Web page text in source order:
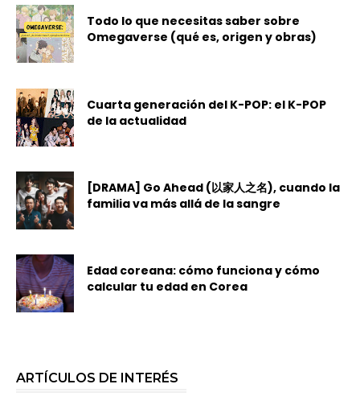
Todo lo que necesitas saber sobre
Omegaverse (qué es, origen y obras)
Cuarta generación del K-POP: el K-POP
de la actualidad
[DRAMA] Go Ahead (以家人之名), cuando la
familia va más allá de la sangre
Edad coreana: cómo funciona y cómo
calcular tu edad en Corea
ARTÍCULOS DE INTERÉS